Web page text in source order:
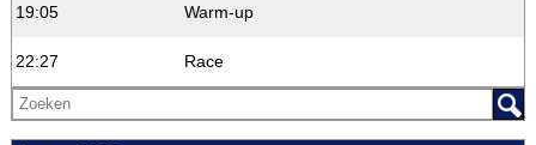
19:05 Warm-up
22:27 Race